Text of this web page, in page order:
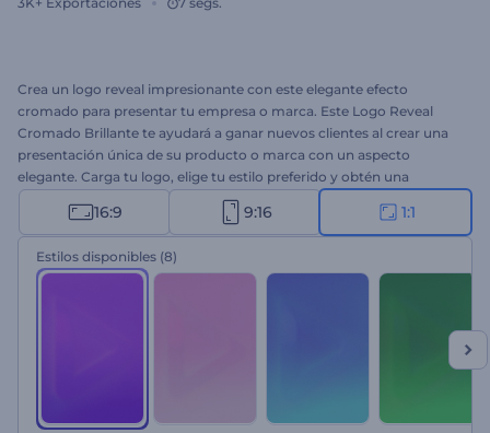
Crea un logo reveal impresionante con este elegante efecto
cromado para presentar tu empresa o marca. Este Logo Reveal
Cromado Brillante te ayudará a ganar nuevos clientes al crear una
presentación única de su producto o marca con un aspecto
elegante. Carga tu logo, elige tu estilo preferido y obtén una
animación de logo profesional con unos pocos clics. Es perfecto
para presentaciones de empresas, promociones de marcas,
presentaciones de productos tecnológicos y mucho más.
¡Pruébalo ahora!
16:9 9:16 1:1
Estilos disponibles (8)